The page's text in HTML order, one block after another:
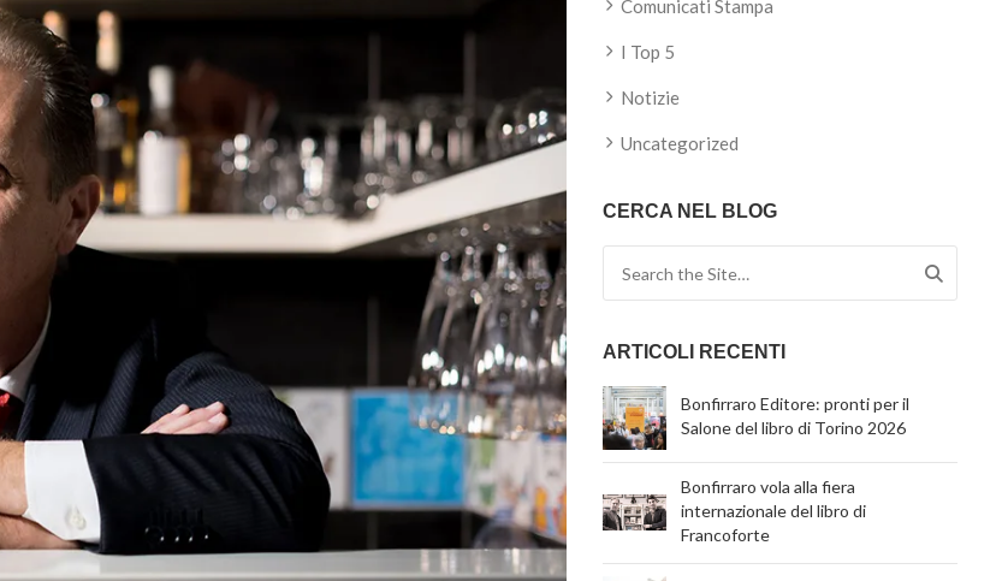
Comunicati Stampa
I Top 5
Notizie
Uncategorized
CERCA NEL BLOG
ARTICOLI RECENTI
Bonfirraro Editore: pronti per il
Salone del libro di Torino 2026
Bonfirraro vola alla fiera
internazionale del libro di
Francoforte